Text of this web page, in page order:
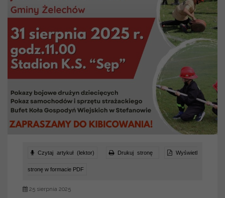
Czytaj artykuł (lektor) Drukuj stronę Wyświetl
stronę w formacie PDF
25 sierpnia 2025